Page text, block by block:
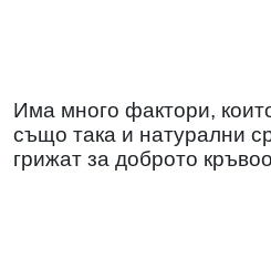
Има много фактори,
също така и натурални
грижат за доброто